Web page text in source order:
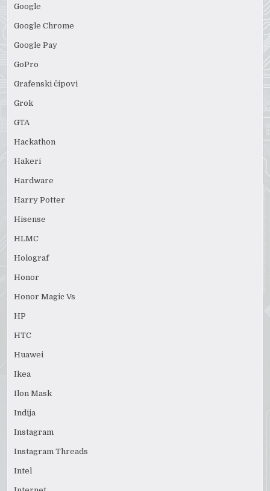
Google
Google Chrome
Google Pay
GoPro
Grafenski čipovi
Grok
GTA
Hackathon
Hakeri
Hardware
Harry Potter
Hisense
HLMC
Holograf
Honor
Honor Magic Vs
HP
HTC
Huawei
Ikea
Ilon Mask
Indija
Instagram
Instagram Threads
Intel